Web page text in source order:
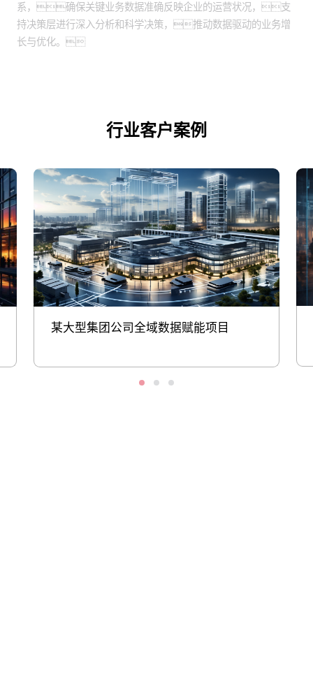
系，确保关键业务数据准确反映企业的运营状况，支
持决策层进行深入分析和科学决策，推动数据驱动的业务增
长与优化。
行业客户案例
某大型集团公司全域数据赋能项目